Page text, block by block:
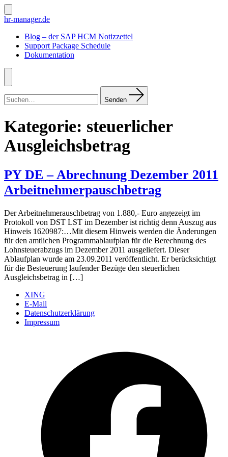
Zum
Inhalt
Suche
ein-/ausblenden
hr-manager.de
Blog – der SAP HCM Notizzettel
Support Package Schedule
Dokumentation
Menü
nach:
Senden
Kategorie: steuerlicher
Ausgleichsbetrag
PY DE – Abrechnung Dezember 2011
Arbeitnehmerpauschbetrag
Der Arbeitnehmerauschbetrag von 1.880,- Euro angezeigt im
Protokoll von DST LST im Dezember ist richtig denn Auszug aus
Hinweis 1620987:…Mit diesem Hinweis werden die Änderungen
für den amtlichen Programmablaufplan für die Berechnung des
Lohnsteuerabzugs im Dezember 2011 ausgeliefert. Dieser
Ablaufplan wurde am 23.09.2011 veröffentlicht. Er berücksichtigt
für die Besteuerung laufender Bezüge den steuerlichen
Ausgleichsbetrag in […]
XING
E-Mail
Datenschutzerklärung
Impressum